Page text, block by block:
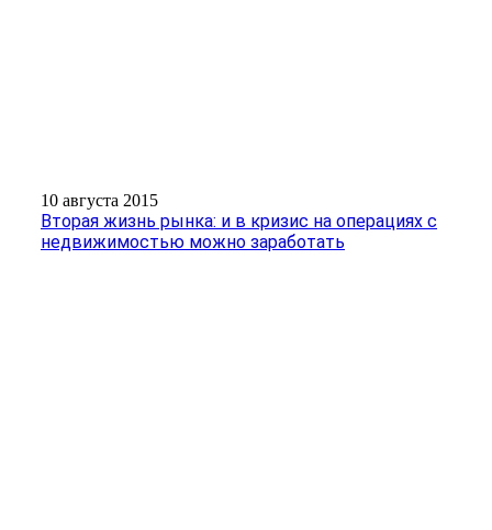
10 августа 2015
Вторая жизнь рынка: и в кризис на операциях с
недвижимостью можно заработать